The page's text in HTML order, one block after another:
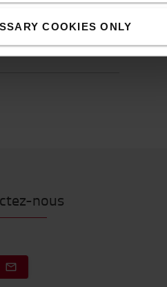
COOKIES ONLY
(ASR A1.5/1,2)
nous